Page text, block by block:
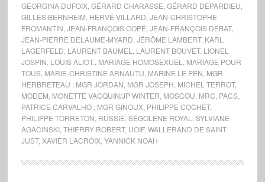
GEORGINA DUFOIX, GÉRARD CHARASSE GÉRARD DEPARDIEU
GILLES BERNHEIM HERVÉ VILLARD JEAN-CHRISTOPHE
FROMANTIN JEAN-FRANÇOIS COPÉ JEAN-FRANÇOIS DEBAT,
JEAN-PIERRE DELAUME-MYARD JÉRÔME LAMBERT, KARL
LAGERFELD LAURENT BAUMEL LAURENT BOUVET, LIONEL
JOSPIN LOUIS ALIOT. MARIAGE HOMOSEXUEL
MARIAGE POUR
TOUS, MARIE-CHRISTINE ARNAUTU MARINE LE PEN MGR
HERBRETEAU ; MGR JORDAN MGR JOSEPH MICHEL TERROT,
MODEM MONETTE VACQUIN/JP WINTER MOSCOU MRC PACS,
PATRICE CARVALHO ; MGR GINOUX, PHILIPPE COCHET,
PHILIPPE TORRETON RUSSIE SÉGOLÈNE ROYAL
SYLVIANE
AGACINSKI, THIERRY ROBERT, UOIF, WALLERAND DE SAINT
JUST, XAVIER LACROIX, YANNICK NOAH